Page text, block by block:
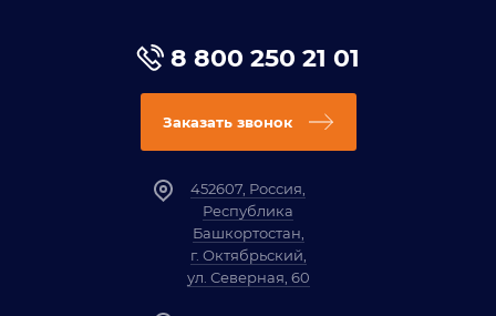
8 800 250 21 01
Заказать звонок
452607, Россия,
Республика
Башкортостан,
г. Октябрьский,
ул. Северная, 60